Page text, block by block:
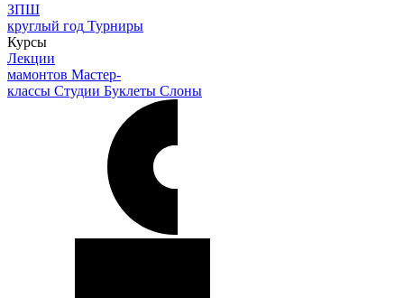
ЗПШ
круглый год Турниры
Курсы
Лекции
мамонтов Мастер-
классы Студии Буклеты Слоны